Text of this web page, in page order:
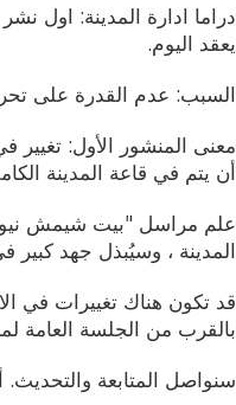
دراما ادارة المدينة: اول
يعقد اليوم.
السبب: عدم القدرة على
معنى المنشور الأول:
أن يتم في قاعة المدينة
علم مراسل "بيت شيمش
المدينة ، وسيُبذل جهد كبير
قد تكون هناك تغييرات في
بالقرب من الجلسة العامة
سنواصل المتابعة